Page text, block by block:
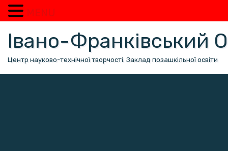
вмісту
Івано-Франківський
Центр науково-технічної творчості. Заклад позашкільної освіти
MENU